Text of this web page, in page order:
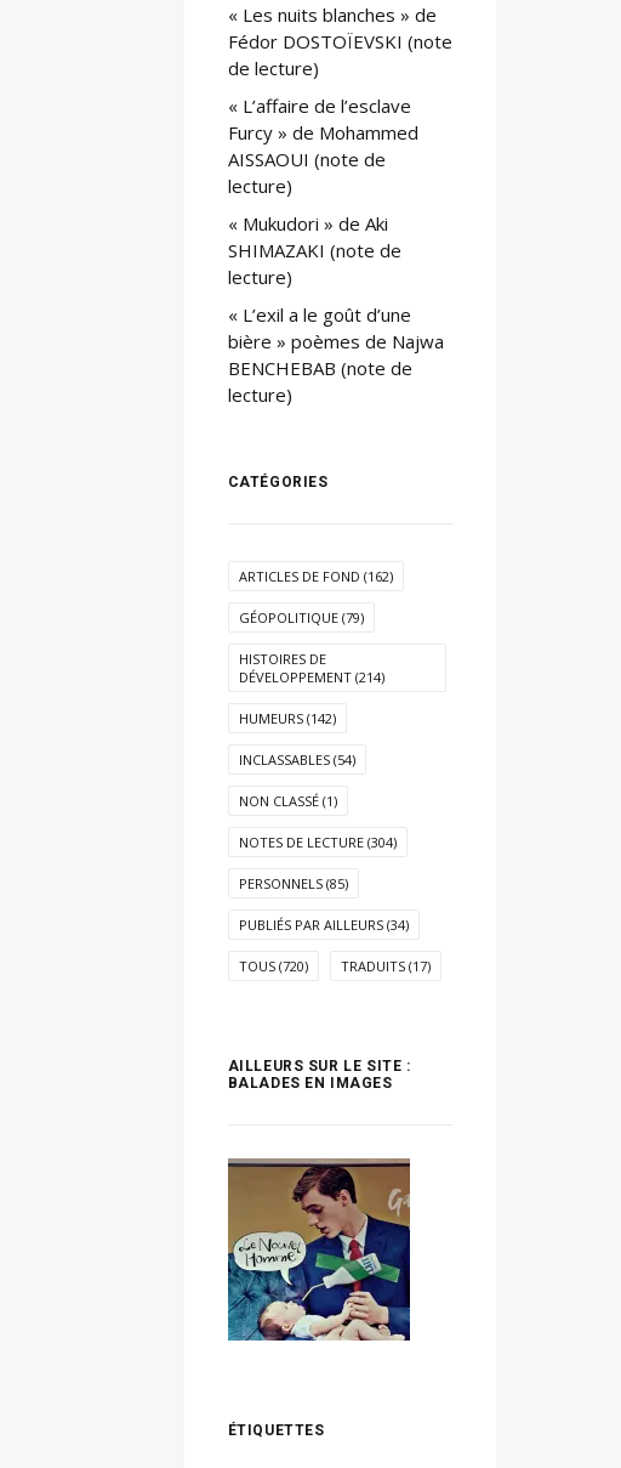
« Les nuits blanches » de
Fédor DOSTOÏEVSKI (note
de lecture)
« L’affaire de l’esclave
Furcy » de Mohammed
AISSAOUI (note de
lecture)
« Mukudori » de Aki
SHIMAZAKI (note de
lecture)
« L’exil a le goût d’une
bière » poèmes de Najwa
BENCHEBAB (note de
lecture)
CATÉGORIES
ARTICLES DE FOND (162)
GÉOPOLITIQUE(79)
HISTOIRES DE
DÉVELOPPEMENT(214)
HUMEURS(142)
INCLASSABLES(54)
NON CLASSÉ(1)
NOTES DE LECTURE(304)
PERSONNELS(85)
PUBLIÉS PAR AILLEURS(34)
TOUS(720) TRADUITS(17)
AILLEURS SUR LE SITE :
BALADES EN IMAGES
ÉTIQUETTES